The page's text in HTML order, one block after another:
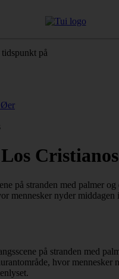
på
Øer
Cristianos